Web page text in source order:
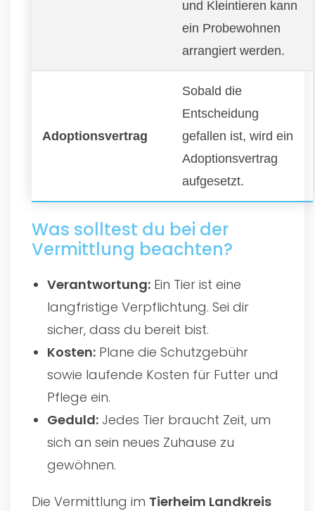
und Kleintieren kann
ein Probewohnen
arrangiert werden.
Adoptionsvertrag
Sobald die
Entscheidung
gefallen ist, wird ein
Adoptionsvertrag
aufgesetzt.
Was solltest du bei der
Vermittlung beachten?
Verantwortung: Ein Tier ist eine
langfristige Verpflichtung. Sei dir
sicher, dass du bereit bist.
Kosten: Plane die Schutzgebühr
sowie laufende Kosten für Futter und
Pflege ein.
Geduld: Jedes Tier braucht Zeit, um
sich an sein neues Zuhause zu
gewöhnen.
Die Vermittlung im Tierheim Landkreis